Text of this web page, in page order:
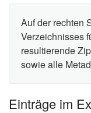
Auf der rechten
Verzeichnisses
resultierende
sowie alle
Einträge im